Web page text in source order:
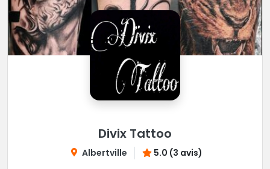
Divix Tattoo
Albertville 5.0 (3 avis)